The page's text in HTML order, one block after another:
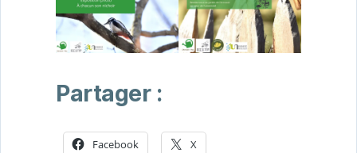
Partager :
Facebook X